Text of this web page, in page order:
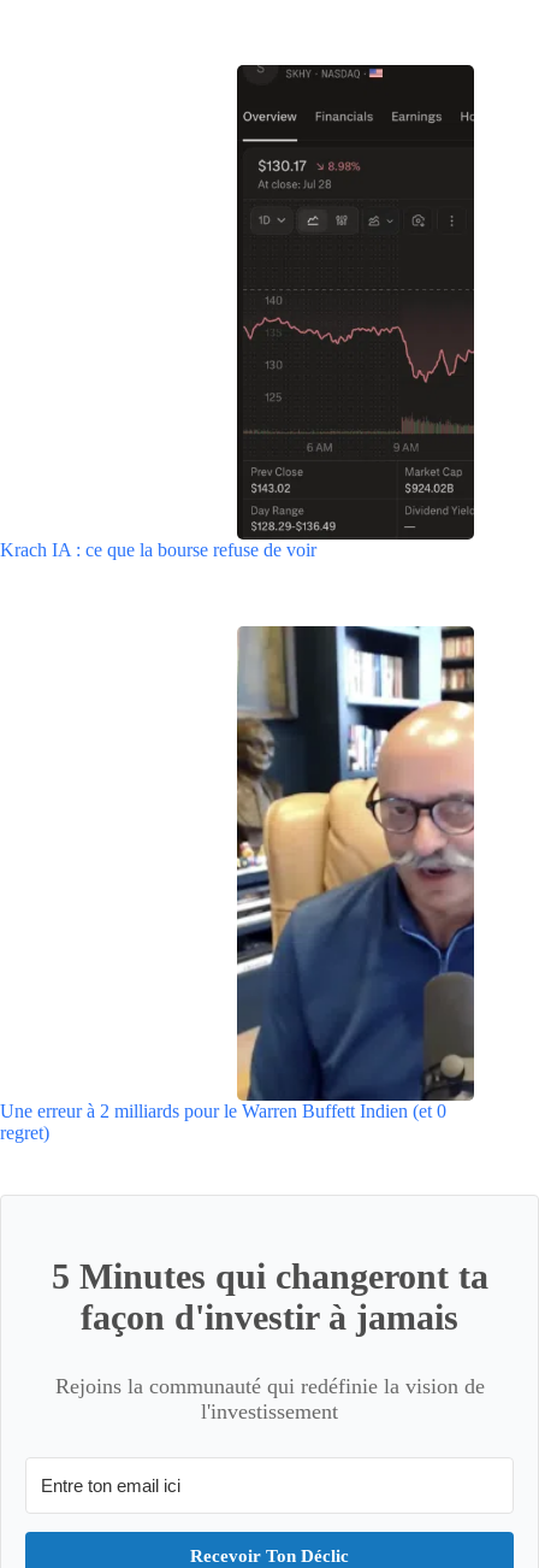
Krach IA : ce que la bourse refuse de voir
Une erreur à 2 milliards pour le Warren Buffett Indien (et 0
regret)
5 Minutes qui changeront ta
façon d'investir à jamais
Rejoins la communauté qui redéfinie la vision de
l'investissement
Recevoir Ton Déclic